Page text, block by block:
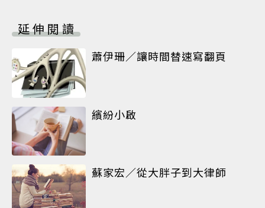
延伸閱讀
蕭伊珊／讓時間替速寫翻頁
繽紛小啟
蘇家宏／從大胖子到大律師